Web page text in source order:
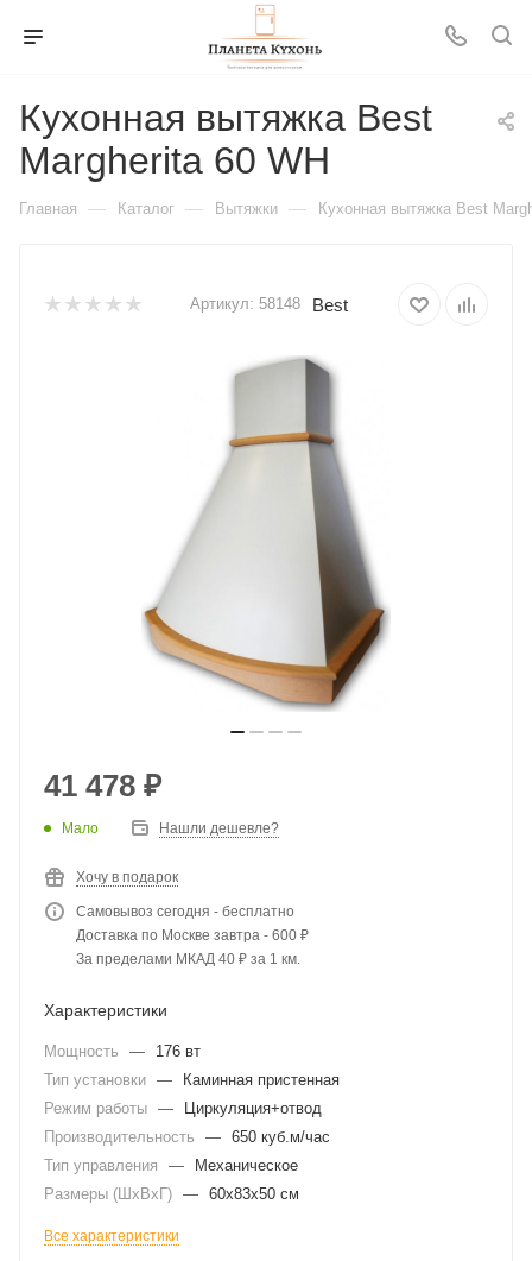
Кухонная вытяжка Best
Margherita 60 WH
Главная — Каталог — Вытяжки — Кухонная вытяжка Best
Артикул: 58148 Best
41 478 ₽
Мало Нашли дешевле?
Хочу в подарок
Самовывоз сегодня - бесплатно
Доставка по Москве завтра - 600 ₽
За пределами МКАД 40 ₽ за 1 км.
Характеристики
Мощность —
176 вт
Тип установки —
Каминная пристенная
Режим работы —
Циркуляция+отвод
Производительность
— 650 куб.м/час
Тип управления
—
Механическое
Размеры (ШхВхГ) — 60x83x50 см
Все характеристики